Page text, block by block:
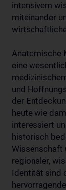
intensivem
miteinander
Anatomische
eine
und
der
heute wie
interessiert
historisch
Wissenschaft
regionaler,
Identität sind